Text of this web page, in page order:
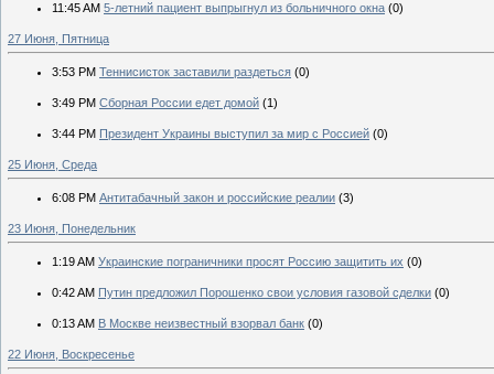
11:45 AM 5-летний пациент выпрыгнул из больничного окна (0)
27 Июня, Пятница
3:53 PM Теннисисток заставили раздеться (0)
3:49 PM Сборная России едет домой (1)
3:44 PM Президент Украины выступил за мир с Россией (0)
25 Июня, Среда
6:08 PM Антитабачный закон и российские реалии (3)
23 Июня, Понедельник
1:19 AM Украинские пограничники просят Россию защитить их (0)
0:42 AM Путин предложил Порошенко свои условия газовой сделки (0)
0:13 AM В Москве неизвестный взорвал банк (0)
22 Июня, Воскресенье